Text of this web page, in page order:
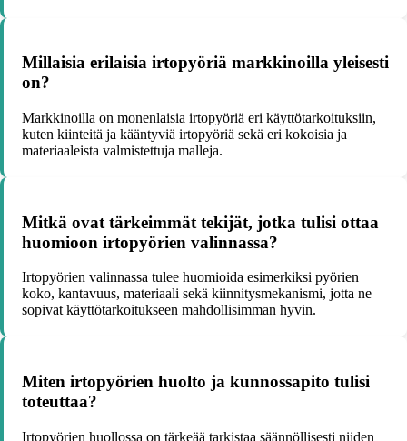
Millaisia erilaisia irtopyöriä markkinoilla yleisesti
on?
Markkinoilla on monenlaisia irtopyöriä eri käyttötarkoituksiin,
kuten kiinteitä ja kääntyviä irtopyöriä sekä eri kokoisia ja
materiaaleista valmistettuja malleja.
Mitkä ovat tärkeimmät tekijät, jotka tulisi ottaa
huomioon irtopyörien valinnassa?
Irtopyörien valinnassa tulee huomioida esimerkiksi pyörien
koko, kantavuus, materiaali sekä kiinnitysmekanismi, jotta ne
sopivat käyttötarkoitukseen mahdollisimman hyvin.
Miten irtopyörien huolto ja kunnossapito tulisi
toteuttaa?
Irtopyörien huollossa on tärkeää tarkistaa säännöllisesti niiden